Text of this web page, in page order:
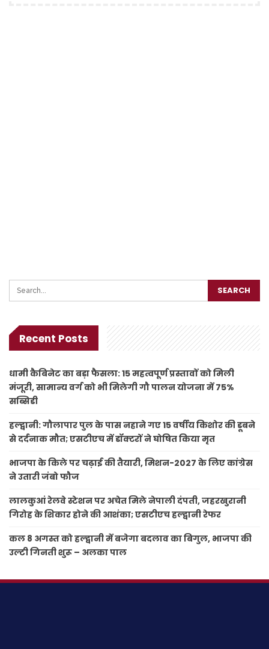
Recent Posts
धामी कैबिनेट का बड़ा फैसला: 15 महत्वपूर्ण प्रस्तावों को मिली
मंजूरी, सामान्य वर्ग को भी मिलेगी गौ पालन योजना में 75%
सब्सिडी
हल्द्वानी: गौलापार पुल के पास नहाने गए 15 वर्षीय किशोर की डूबने
से दर्दनाक मौत; एसटीएच में डॉक्टरों ने घोषित किया मृत
भाजपा के किले पर चढ़ाई की तैयारी, मिशन-2027 के लिए कांग्रेस
ने उतारी जंबो फौज
लालकुआं रेलवे स्टेशन पर अचेत मिले नेपाली दंपती, जहरखुरानी
गिरोह के शिकार होने की आशंका; एसटीएच हल्द्वानी रेफर
कल 8 अगस्त को हल्द्वानी में बजेगा बदलाव का बिगुल, भाजपा की
उल्टी गिनती शुरू – अलका पाल